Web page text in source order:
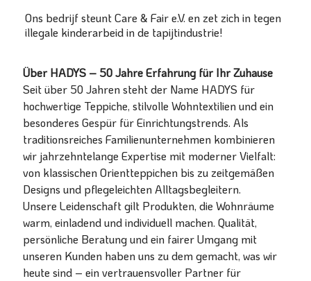
Ons bedrijf steunt Care & Fair e.V. en zet zich in tegen
illegale kinderarbeid in de tapijtindustrie!
Über HADYS – 50 Jahre Erfahrung für Ihr Zuhause
Seit über 50 Jahren steht der Name HADYS für
hochwertige Teppiche, stilvolle Wohntextilien und ein
besonderes Gespür für Einrichtungstrends. Als
traditionsreiches Familienunternehmen kombinieren
wir jahrzehntelange Expertise mit moderner Vielfalt:
von klassischen Orientteppichen bis zu zeitgemäßen
Designs und pflegeleichten Alltagsbegleitern.
Unsere Leidenschaft gilt Produkten, die Wohnräume
warm, einladend und individuell machen. Qualität,
persönliche Beratung und ein fairer Umgang mit
unseren Kunden haben uns zu dem gemacht, was wir
heute sind – ein vertrauensvoller Partner für